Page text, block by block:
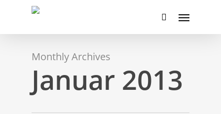
search
Menu
Monthly Archives
Januar 2013